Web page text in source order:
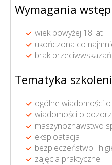
Wymagania
wiek powyżej 18 lat
ukończona co
brak
Tematyka
ogólne wiadomości
wiadomości o
maszynoznawstwo
eksploatacja
bezpieczeństwo i
zajęcia praktyczne